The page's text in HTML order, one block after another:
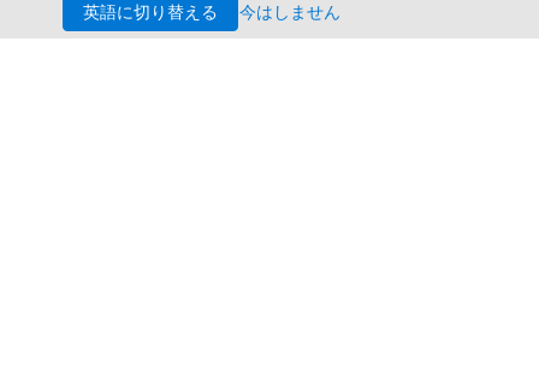
英語に切り替える
今はしません